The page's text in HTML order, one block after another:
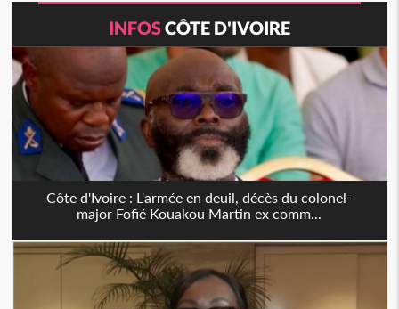
INFOSCÔTE D'IVOIRE
Côte d'Ivoire : L'armée en deuil, décès du colonel-
major Fofié Kouakou Martin ex comm...